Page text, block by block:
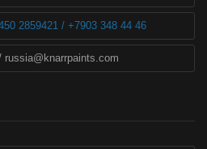
2859421 / +7903 348 44 46
russia@knarrpaints.com